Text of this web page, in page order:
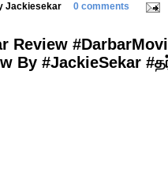
Jackiesekar 0 comments
Review
By #JackieSekar